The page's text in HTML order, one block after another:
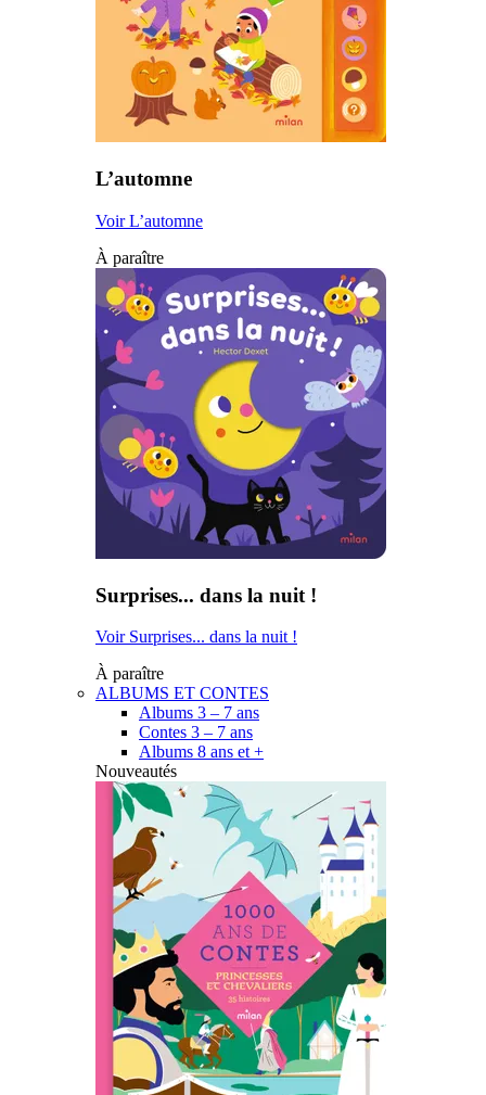
L’automne
Voir L’automne
À paraître
Surprises... dans la nuit !
Voir Surprises... dans la nuit !
À paraître
ALBUMS ET CONTES
Albums 3 – 7 ans
Contes 3 – 7 ans
Albums 8 ans et +
Nouveautés